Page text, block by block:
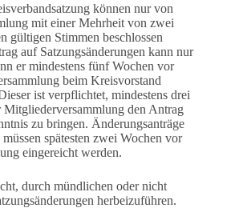
können nur von
mit einer Mehrheit von zwei
gültigen Stimmen beschlossen
auf Satzungsänderungen kann nur
er mindestens fünf Wochen vor
beim Kreisvorstand
ist verpflichtet, mindestens drei
den Antrag
zu bringen. Änderungsanträge
spätesten zwei Wochen vor
eingereicht werden.
durch mündlichen oder nicht
herbeizuführen.